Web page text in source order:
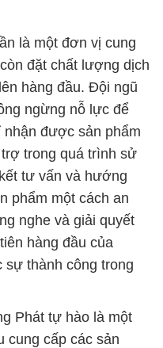
là một đơn vị cung
đặt chất lượng dịch
hàng đầu. Đội ngũ
ngừng nỗ lực để
nhận được sản phẩm
trong quá trình sử
tư vấn và hướng
phẩm một cách an
nghe và giải quyết
hàng đầu của
thành công trong
Phát tự hào là một
cung cấp các sản